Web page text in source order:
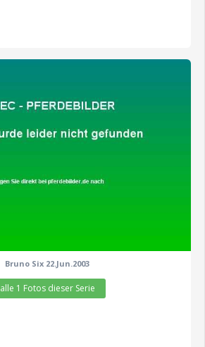
Bruno Six 22.Jun.2003
alle 1 Fotos dieser Serie